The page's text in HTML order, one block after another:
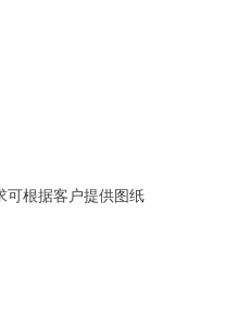
可根据客户提供图纸